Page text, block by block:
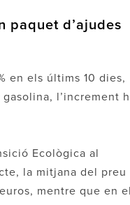
paquet d’ajudes
en els últims 10 dies,
l’increment
Ecològica al
la mitjana del preu
mentre que en